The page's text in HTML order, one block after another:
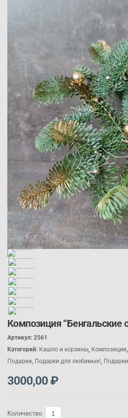
Композиция “Бенгальские
Артикул: 2561
Категорий: Кашпо и корзины, Композиции,
Подарки, Подарки для любимых!, Подарк
3000,00₽
Количество
Количество